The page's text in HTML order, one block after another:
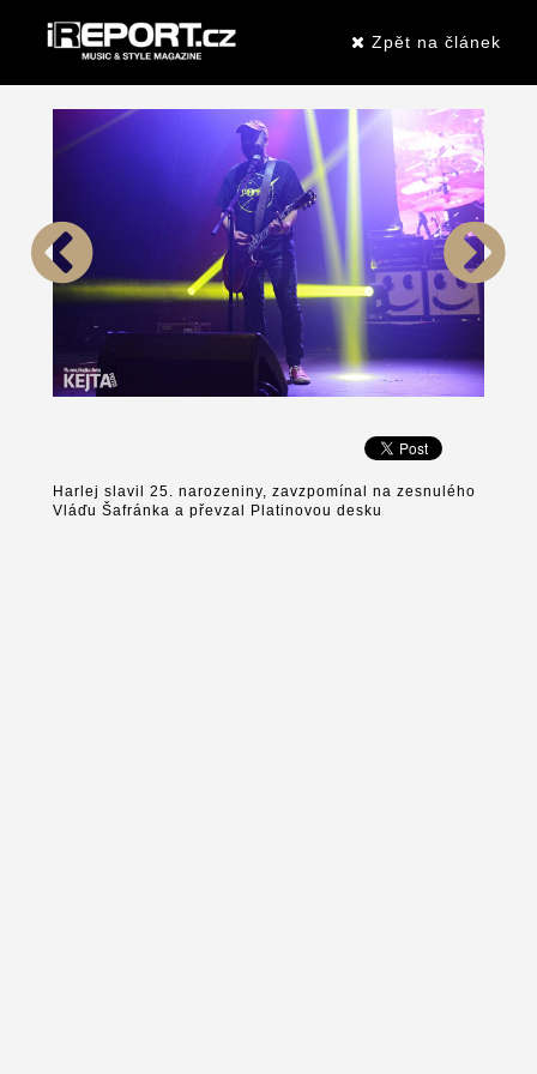
Zpět na článek
Harlej slavil 25. narozeniny, zavzpomínal na zesnulého
Vláďu Šafránka a převzal Platinovou desku